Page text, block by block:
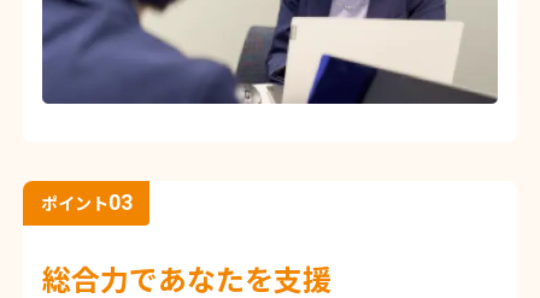
ポイント03
総合力であなたを支援